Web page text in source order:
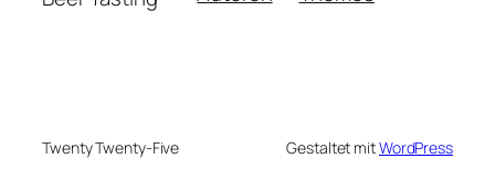
Twenty Twenty-Five Gestaltet mitWordPress